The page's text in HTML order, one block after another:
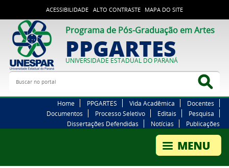
ACESSIBILIDADE ALTO CONTRASTE MAPA DO SITE
Programa de Pós-Graduação em Artes
PPGARTES
UNIVERSIDADE ESTADUAL DO PARANÁ
Buscar no portal
Home PPGARTES Vida Acadêmica
Docentes
Documentos
Processo Seletivo Editais
Pesquisa
Dissertações Defendidas
Notícias Publicações